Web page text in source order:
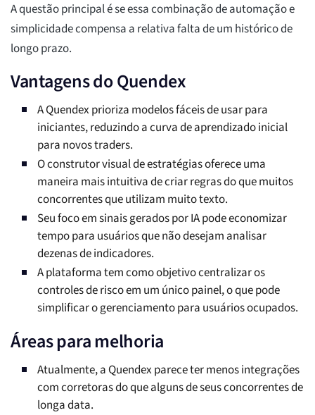
A questão principal é se essa combinação de automação e
simplicidade compensa a relativa falta de um histórico de
longo prazo.
Vantagens do Quendex
A Quendex prioriza modelos fáceis de usar para
iniciantes, reduzindo a curva de aprendizado inicial
para novos traders.
O construtor visual de estratégias oferece uma
maneira mais intuitiva de criar regras do que muitos
concorrentes que utilizam muito texto.
Seu foco em sinais gerados por IA pode economizar
tempo para usuários que não desejam analisar
dezenas de indicadores.
A plataforma tem como objetivo centralizar os
controles de risco em um único painel, o que pode
simplificar o gerenciamento para usuários ocupados.
Áreas para melhoria
Atualmente, a Quendex parece ter menos integrações
com corretoras do que alguns de seus concorrentes de
longa data.